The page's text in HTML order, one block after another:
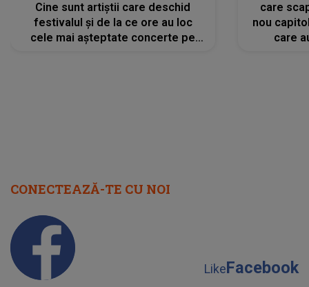
Cine sunt artiștii care deschid
festivalul și de la ce ore au loc
cele mai așteptate concerte pe
care
nou
care
CONECTEAZĂ-TE CU NOI
LikeFacebook